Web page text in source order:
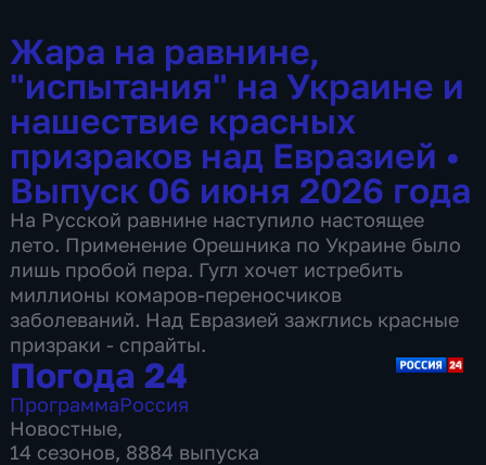
Жара на равнине,
"испытания" на Украине и
нашествие красных
призраков над Евразией •
Выпуск 06 июня 2026 года
На Русской равнине наступило настоящее
лето. Применение Орешника по Украине было
лишь пробой пера. Гугл хочет истребить
миллионы комаров-переносчиков
заболеваний. Над Евразией зажглись красные
призраки - спрайты.
Погода 24
ПрограммаРоссия
Новостные,
14 сезонов, 8884 выпуска